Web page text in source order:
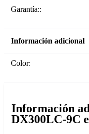
Garantía::
Información adicional
Color:
Información
DX300LC-9C